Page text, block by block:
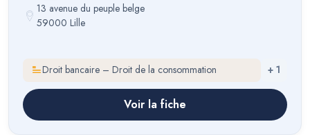
13 avenue du peuple belge
59000 Lille
Droit bancaire – Droit de la consommation + 1
Voir la fiche